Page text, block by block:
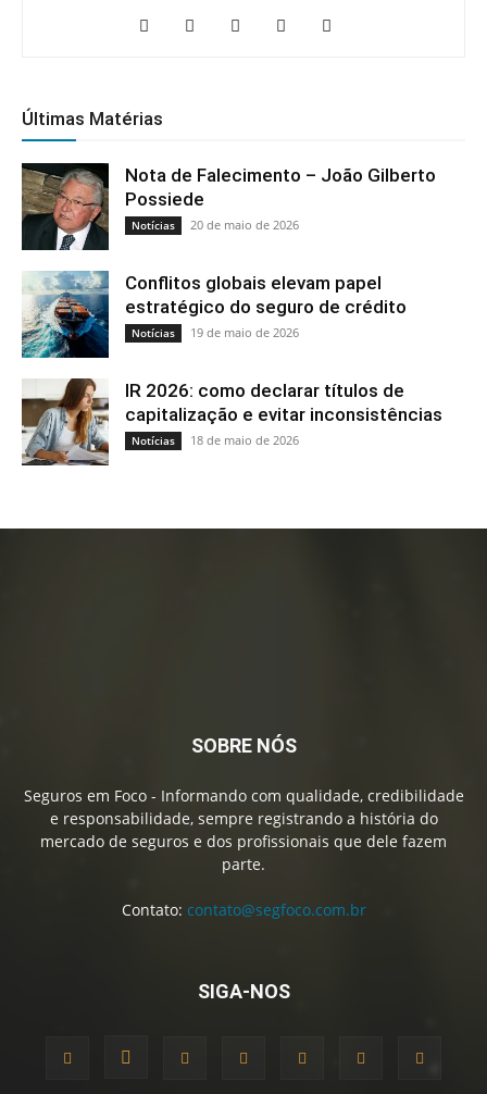
Últimas Matérias
Nota de Falecimento – João Gilberto
Possiede
Notícias 20 de maio de 2026
Conflitos globais elevam papel
estratégico do seguro de crédito
Notícias 19 de maio de 2026
IR 2026: como declarar títulos de
capitalização e evitar inconsistências
Notícias 18 de maio de 2026
SOBRE NÓS
Seguros em Foco - Informando com qualidade, credibilidade
e responsabilidade, sempre registrando a história do
mercado de seguros e dos profissionais que dele fazem
parte.
Contato: contato@segfoco.com.br
SIGA-NOS